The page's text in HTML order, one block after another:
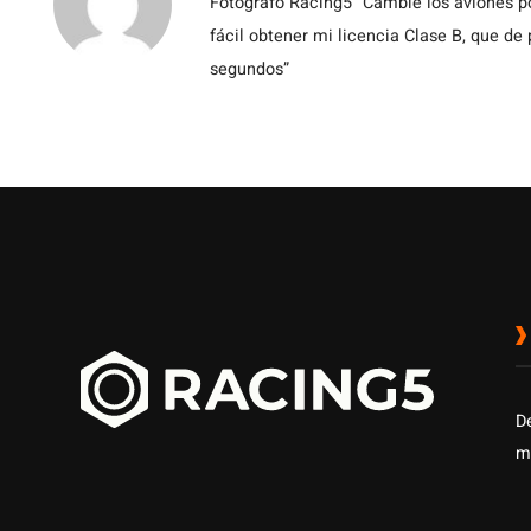
fácil obtener mi licencia Clase B, que
segundos”